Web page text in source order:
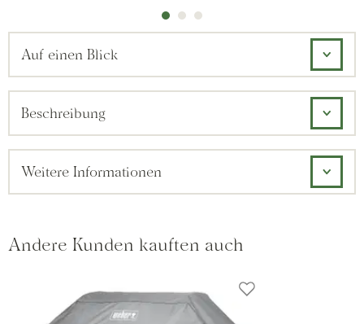
Auf einen Blick
Beschreibung
Weitere Informationen
Andere Kunden kauften auch